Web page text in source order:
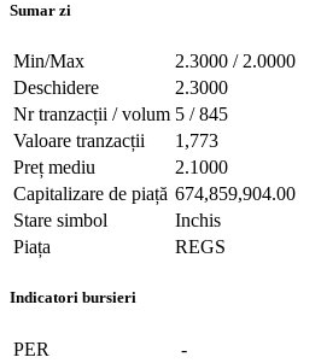
Sumar zi
Min/Max
2.3000 / 2.0000
Deschidere
2.3000
Nr tranzacții / volum 5 / 845
Valoare tranzacții
1,773
Preț mediu
2.1000
Capitalizare de piață 674,859,904.00
Stare simbol
Inchis
Piața
REGS
Indicatori bursieri
PER
-